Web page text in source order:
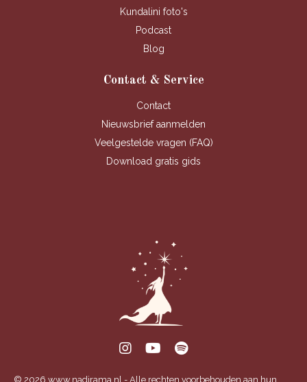
Kundalini foto's
Podcast
Blog
Contact & Service
Contact
Nieuwsbrief aanmelden
Veelgestelde vragen (FAQ)
Download gratis gids
© 2026 www.nadirama.nl - Alle rechten voorbehouden aan hun